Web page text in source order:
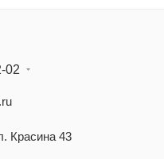
02
Красина 43